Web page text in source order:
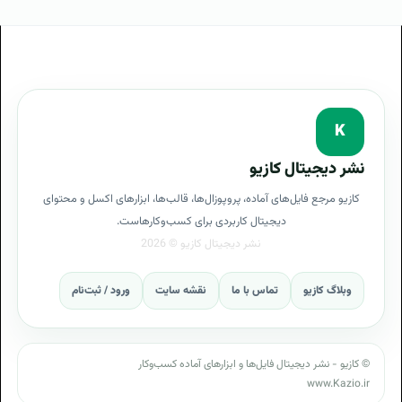
فرایند طراحی PRINCE2
نیازمندی های PRINCE2
مزایای PRINCE2
مزایای داشتن PRINCE2 مزایای پروپوزال PRINCE2
انواع متدهای اجرای PRINCE2
بهترین روش برای پیاده سازی PRINCE2
روشهای اجرای PRINCE2
K
نشر دیجیتال کازیو
کازیو مرجع فایل‌های آماده، پروپوزال‌ها، قالب‌ها، ابزارهای اکسل و محتوای
دیجیتال کاربردی برای کسب‌وکارهاست.
وبلاگ کازیو تماس با ما نقشه سایت ورود / ثبت‌نام
© کازیو - نشر دیجیتال فایل‌ها و ابزارهای آماده کسب‌وکار
www.Kazio.ir